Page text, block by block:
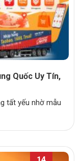
Quốc Uy Tín,
tất yếu nhờ mẫu